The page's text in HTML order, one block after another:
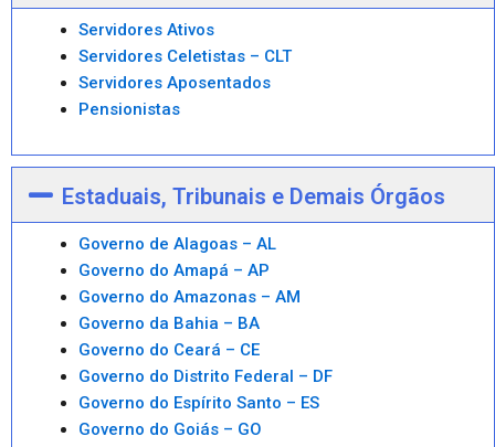
Servidores Ativos
Servidores Celetistas – CLT
Servidores Aposentados
Pensionistas
Estaduais, Tribunais e Demais Órgãos
Governo de Alagoas – AL
Governo do Amapá – AP
Governo do Amazonas – AM
Governo da Bahia – BA
Governo do Ceará – CE
Governo do Distrito Federal – DF
Governo do Espírito Santo – ES
Governo do Goiás – GO